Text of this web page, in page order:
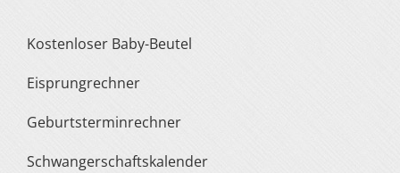
Kostenloser Baby-Beutel
Eisprungrechner
Geburtsterminrechner
Schwangerschaftskalender